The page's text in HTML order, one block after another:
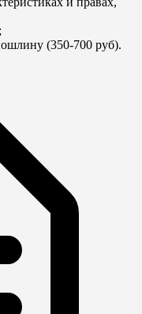
(350-700 руб).